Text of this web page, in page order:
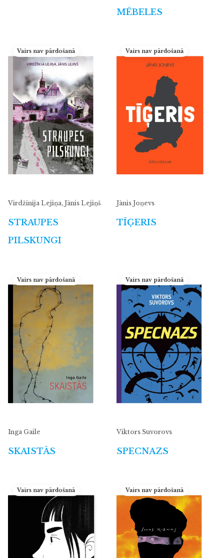
MĒBELES
Vairs nav pārdošanā
Virdžīnija Lejiņa, Jānis Lejiņš
STRAUPES
PILSKUNGI
Vairs nav pārdošanā
Jānis Joņevs
TĪĢERIS
Vairs nav pārdošanā
Inga Gaile
SKAISTĀS
Vairs nav pārdošanā
Viktors Suvorovs
SPECNAZS
Vairs nav pārdošanā Vairs nav pārdošanā